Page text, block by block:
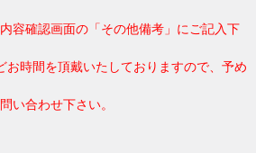
容確認画面の「その他備考」にご記入下
お時間を頂戴いたしておりますので、予め
い合わせ下さい。